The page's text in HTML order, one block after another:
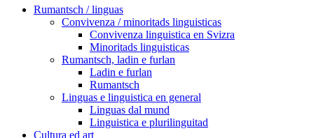
Rumantsch / linguas
Convivenza / minoritads linguisticas
Convivenza linguistica en Svizra
Minoritads linguisticas
Rumantsch, ladin e furlan
Ladin e furlan
Rumantsch
Linguas e linguistica en general
Linguas dal mund
Linguistica e plurilinguitad
Cultura ed art